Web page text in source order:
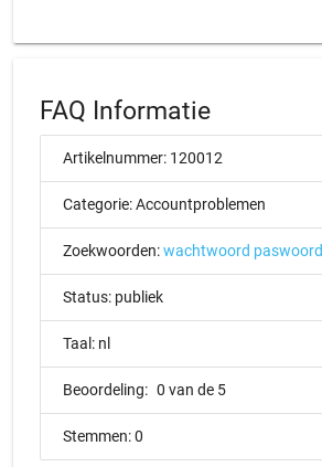
FAQ Informatie
Artikelnummer: 120012
Categorie:Accountproblemen
Zoekwoorden:wachtwoord paswoord
Status: publiek
Taal: nl
Beoordeling: 0 van de 5
Stemmen:0